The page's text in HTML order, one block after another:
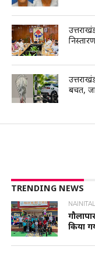
बचत,
TRENDING NEWS
किया